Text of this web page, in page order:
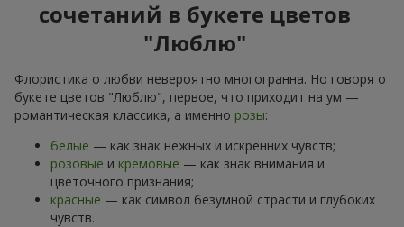
сочетаний в букете цветов
"Люблю"
Флористика о любви невероятно многогранна. Но говоря о
букете цветов "Люблю", первое, что приходит на ум —
романтическая классика, а именно розы:
белые — как знак нежных и искренних чувств;
розовые и кремовые — как знак внимания и
цветочного признания;
красные — как символ безумной страсти и глубоких
чувств.